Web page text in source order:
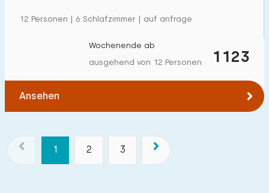
12 Personen | 6 Schlafzimmer | auf anfrage
1123
Wochenende ab
ausgehend von 12 Personen
Ansehen
1 2 3